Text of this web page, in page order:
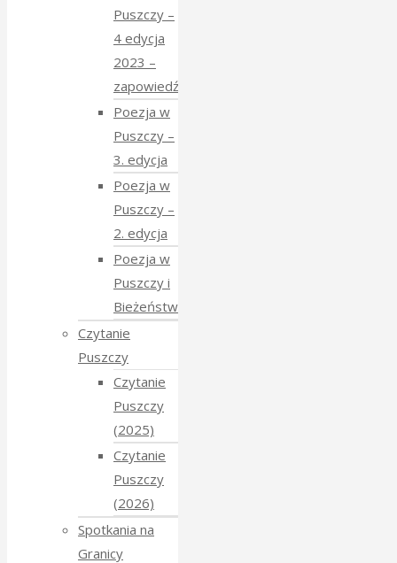
Puszczy –
4 edycja
2023 –
zapowiedź
Poezja w
Puszczy –
3. edycja
Poezja w
Puszczy –
2. edycja
Poezja w
Puszczy i
Bieżeństwo
Czytanie
Puszczy
Czytanie
Puszczy
(2025)
Czytanie
Puszczy
(2026)
Spotkania na
Granicy